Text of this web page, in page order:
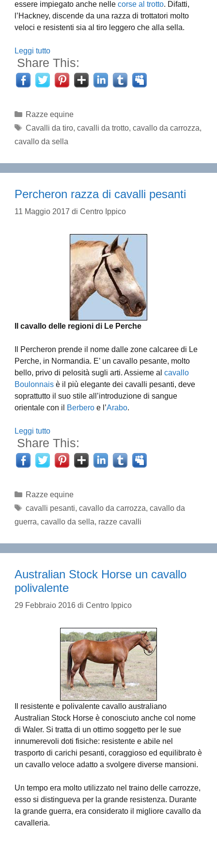
essere impiegato anche nelle corse al trotto. Difatti,
l’Hackney, discende da una razza di trottatori molto
veloci e resistenti sia al tiro leggero che alla sella.
Leggi tutto
Share This:
Categorie
Razze equine
Tag
Cavalli da tiro, cavalli da trotto, cavallo da carrozza,
cavallo da sella
Percheron razza di cavalli pesanti
11 Maggio 2017 di Centro Ippico
Il cavallo delle regioni di Le Perche
Il Percheron prende il nome dalle zone calcaree di Le
Perche, in Normandia. E’ un cavallo pesante, molto
bello, privo di pelosità sugli arti. Assieme al cavallo
Boulonnais è il più elegante dei cavalli pesanti, deve
soprattutto il suo stile all’introduzione di sangue
orientale con il
Berbero e l’Arabo.
Leggi tutto
Share This:
Categorie
Razze equine
Tag
cavalli pesanti, cavallo da carrozza, cavallo da
guerra, cavallo da sella, razze cavalli
Australian Stock Horse un cavallo
polivalente
29 Febbraio 2016 di Centro Ippico
Il resistente e polivalente cavallo australiano
Australian Stock Horse è conosciuto anche col nome
di Waler. Si tratta di un ottimo soggetto per le sue
innumerevoli doti fisiche: resistente e abile nel
trasporto di carichi pesanti, coraggioso ed equilibrato è
un cavallo veloce adatto a svolgere diverse mansioni.
Un tempo era molto utilizzato nel traino delle carrozze,
esso si distingueva per la grande resistenza. Durante
la grande guerra, era considerato il migliore cavallo da
cavalleria.